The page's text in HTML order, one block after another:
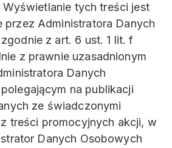
Wyświetlanie tych treści jest
przez Administratora Danych
z art. 6 ust. 1 lit. f
z prawnie uzasadnionym
Danych
na publikacji
ze świadczonymi
treści promocyjnych akcji, w
Danych Osobowych